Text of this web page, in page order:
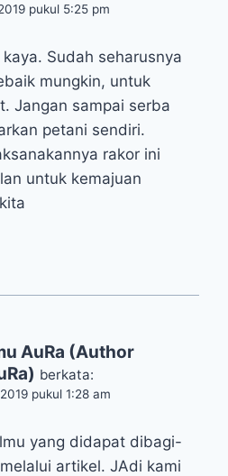
pukul 5:25 pm
Sudah seharusnya
mungkin, untuk
Jangan sampai serba
petani sendiri.
rakor ini
untuk kemajuan
AuRa (Author
berkata:
pukul 1:28 am
yang didapat dibagi-
artikel. JAdi kami